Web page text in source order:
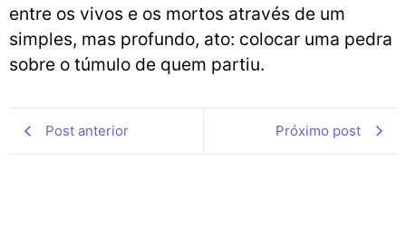
entre os vivos e os mortos através de um
simples, mas profundo, ato: colocar uma pedra
sobre o túmulo de quem partiu.
Post anterior Próximo post